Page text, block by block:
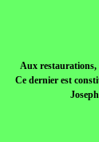
Aux restaurations,
Ce dernier est